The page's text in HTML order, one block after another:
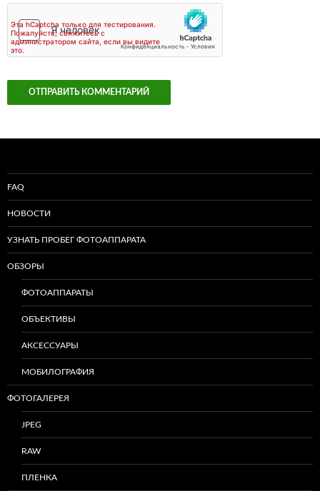
FAQ
НОВОСТИ
УЗНАТЬ ПРОБЕГ ФОТОАППАРАТА
ОБЗОРЫ
ФОТОАППАРАТЫ
ОБЪЕКТИВЫ
АКСЕССУАРЫ
МОБИЛОГРАФИЯ
ФОТОГАЛЕРЕЯ
JPEG
RAW
ПЛЕНКА